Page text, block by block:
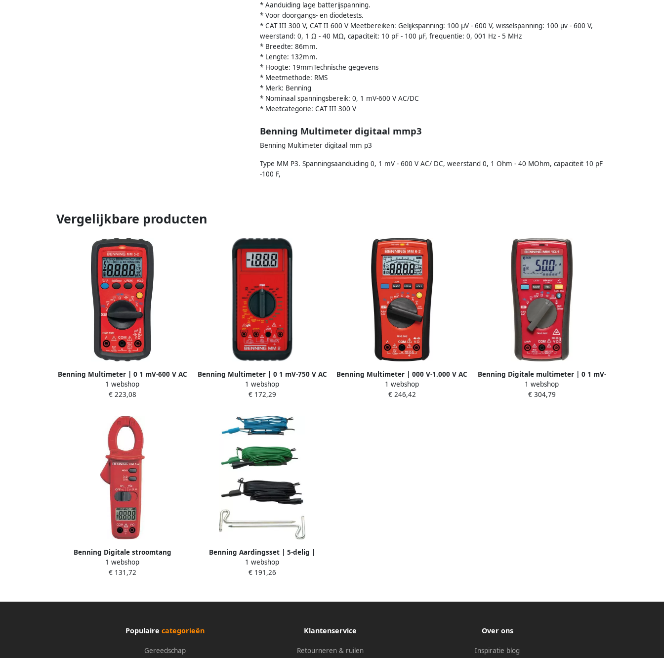
* Aanduiding lage batterijspanning.
* Voor doorgangs- en diodetests.
* CAT III 300 V, CAT II 600 V Meetbereiken: Gelijkspanning: 100 µV - 600 V, wisselspanning: 100 µv - 600 V,
weerstand: 0, 1 Ω - 40 MΩ, capaciteit: 10 pF - 100 µF, frequentie: 0, 001 Hz - 5 MHz
* Breedte: 86mm.
* Lengte: 132mm.
* Hoogte: 19mmTechnische gegevens
* Meetmethode: RMS
* Merk: Benning
* Nominaal spanningsbereik: 0, 1 mV-600 V AC/DC
* Meetcategorie: CAT III 300 V
Benning Multimeter digitaal mmp3
Benning Multimeter digitaal mm p3
Type MM P3. Spanningsaanduiding 0, 1 mV - 600 V AC/ DC, weerstand 0, 1 Ohm - 40 MOhm, capaciteit 10 pF
-100 F,
Vergelijkbare producten
Benning Multimeter | 0 1 mV-600 V AC
DC | WAAR RMS | 1 stuk 044071
1 webshop
€ 223,08
Benning Multimeter | 0 1 mV-750 V AC
0 1 mV-1000 V DC | RMS | 1 stuk
044028
1 webshop
€ 172,29
Benning Multimeter | 000 V-1.000 V AC
DC | TRUE RMS | 1 stuk 044087
1 webshop
€ 246,42
Benning Digitale multimeter | 0 1 mV-
1.000 V | True RMS | 1 stuk 044687
1 webshop
€ 304,79
Benning Digitale stroomtang
multimeter CM 1-2 044062
1 webshop
€ 131,72
Benning Aardingsset | 5-delig |
geschikt voor multimeter IT 130 | 1
stuk 044113
1 webshop
€ 191,26
Populaire categorieën
Gereedschap
Klantenservice
Retourneren & ruilen
Over ons
Inspiratie blog